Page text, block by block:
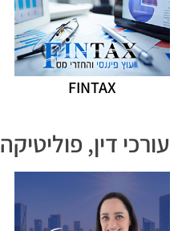
FINTAX
עורכי דין, פוליטיקה